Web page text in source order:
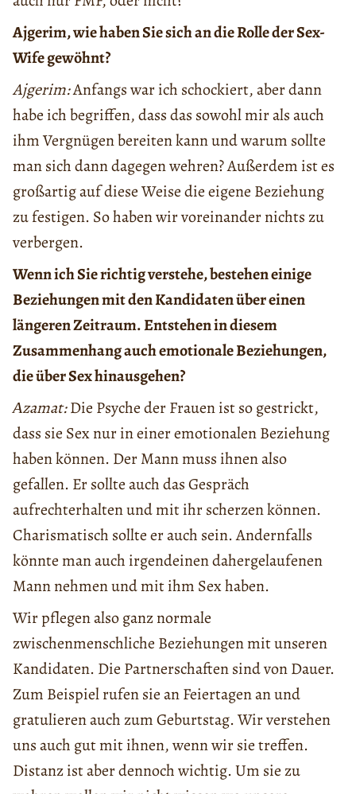
Ajgerim, wie haben Sie sich an die Rolle der Sex-
Wife gewöhnt?
Ajgerim:Anfangs war ich schockiert, aber dann
habe ich begriffen, dass das sowohl mir als auch
ihm Vergnügen bereiten kann und warum sollte
man sich dann dagegen wehren? Außerdem ist es
großartig auf diese Weise die eigene Beziehung
zu festigen. So haben wir voreinander nichts zu
verbergen.
Wenn ich Sie richtig verstehe, bestehen einige
Beziehungen mit den Kandidaten über einen
längeren Zeitraum. Entstehen in diesem
Zusammenhang auch emotionale Beziehungen,
die über Sex hinausgehen?
Аzamat:Die Psyche der Frauen ist so gestrickt,
dass sie Sex nur in einer emotionalen Beziehung
haben können. Der Mann muss ihnen also
gefallen. Er sollte auch das Gespräch
aufrechterhalten und mit ihr scherzen können.
Charismatisch sollte er auch sein. Andernfalls
könnte man auch irgendeinen dahergelaufenen
Mann nehmen und mit ihm Sex haben.
Wir pflegen also ganz normale
zwischenmenschliche Beziehungen mit unseren
Kandidaten. Die Partnerschaften sind von Dauer.
Zum Beispiel rufen sie an Feiertagen an und
gratulieren auch zum Geburtstag. Wir verstehen
uns auch gut mit ihnen, wenn wir sie treffen.
Distanz ist aber dennoch wichtig. Um sie zu